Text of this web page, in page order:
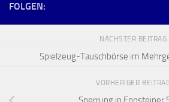
FOLGEN:
NÄCHSTER BEITRAG
Spielzeug-Tauschbörse im
VORHERIGER